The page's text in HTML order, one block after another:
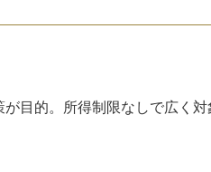
目的。所得制限なしで広く対